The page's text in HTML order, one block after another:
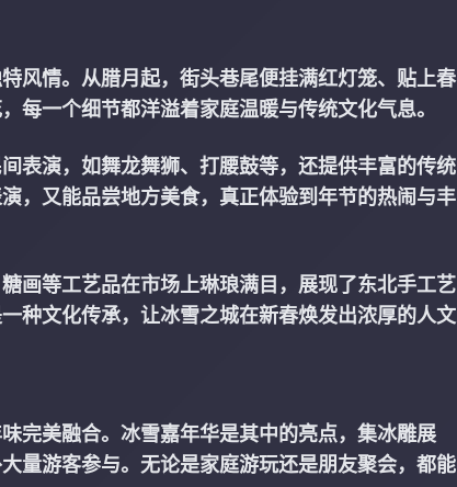
风情。从腊月起，街头巷尾便挂满红灯笼、贴上春
每一个细节都洋溢着家庭温暖与传统文化气息。
表演，如舞龙舞狮、打腰鼓等，还提供丰富的传统
，又能品尝地方美食，真正体验到年节的热闹与丰
画等工艺品在市场上琳琅满目，展现了东北手工艺
种文化传承，让冰雪之城在新春焕发出浓厚的人文
完美融合。冰雪嘉年华是其中的亮点，集冰雕展
量游客参与。无论是家庭游玩还是朋友聚会，都能